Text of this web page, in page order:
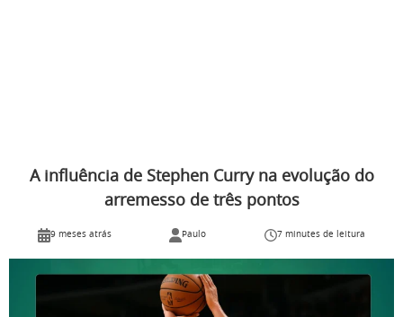
A influência de Stephen Curry na evolução do
arremesso de três pontos
9 meses atrás Paulo 7 minutes de leitura